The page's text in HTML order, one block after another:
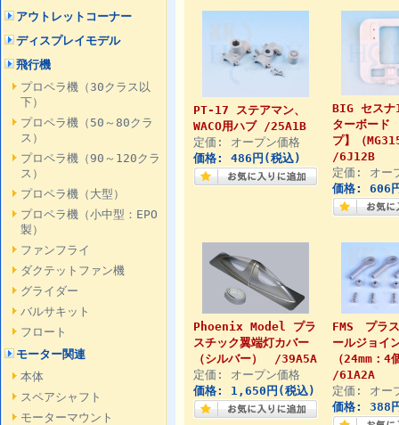
アウトレットコーナー
ディスプレイモデル
飛行機
プロペラ機（30クラス以
下）
プロペラ機（50～80クラ
ス）
プロペラ機（90～120クラ
ス）
プロペラ機（大型）
プロペラ機（小中型：EPO
製）
ファンフライ
ダクテットファン機
グライダー
バルサキット
フロート
モーター関連
本体
スペアシャフト
モーターマウント
PT-17 ステアマン、
WACO用ハブ /25A1B
定価: オープン価格
価格: 486円(税込)
BIG セスナ
ターボード
プ】（
/6J12B
定価: オー
価格: 606
Phoenix Model プラ
スチック翼端灯カバー
（シルバー） /39A5A
定価: オープン価格
価格: 1,650円(税込)
FMS プラ
ールジョイ
（24mm：4
/61A2A
定価: オー
価格: 388